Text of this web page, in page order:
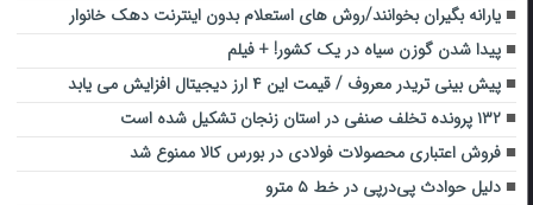
یارانه بگیران بخوانند/روش های استعلام بدون اینترنت دهک خانوار
پیدا شدن گوزن سیاه در یک کشور! + فیلم
پیش بینی تریدر معروف / قیمت این ۴ ارز دیجیتال افزایش می یابد
۱۳۲ پرونده تخلف صنفی در استان زنجان تشکیل شده است
فروش اعتباری محصولات فولادی در بورس کالا ممنوع شد
دلیل حوادث پی‌درپی در خط ۵ مترو